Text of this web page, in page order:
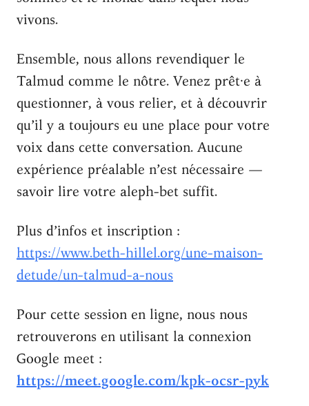
vivons.
Ensemble, nous allons revendiquer le
Talmud comme le nôtre. Venez prêt·e à
questionner, à vous relier, et à découvrir
qu’il y a toujours eu une place pour votre
voix dans cette conversation. Aucune
expérience préalable n’est nécessaire —
savoir lire votre aleph-bet suffit.
Plus d’infos et inscription :
https://www.beth-hillel.org/une-maison-
detude/un-talmud-a-nous
Pour cette session en ligne, nous nous
retrouverons en utilisant la connexion
Google meet :
https://meet.google.com/kpk-ocsr-pyk